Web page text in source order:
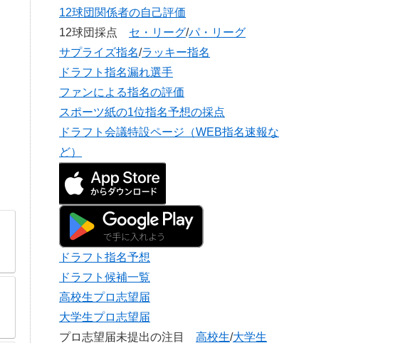
12球団関係者の自己評価
12球団採点 セ・リーグ/パ・リーグ
サプライズ指名/ラッキー指名
ドラフト指名漏れ選手
ファンによる指名の評価
スポーツ紙の1位指名予想の採点
ドラフト会議特設ページ（WEB指名速報な
ど）
ドラフト指名予想
ドラフト候補一覧
高校生プロ志望届
大学生プロ志望届
プロ志望届未提出の注目 高校生/大学生